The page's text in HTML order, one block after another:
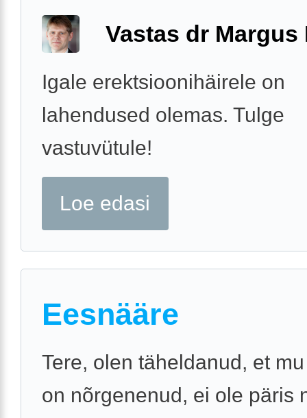
Vastas dr Margus
Igale erektsioonihäirele on
lahendused olemas. Tulge
vastuvütule!
Loe edasi
Eesnääre
Tere, olen täheldanud, et
on nõrgenenud, ei ole päris